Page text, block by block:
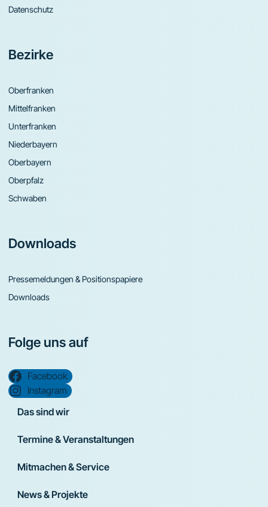
Datenschutz
Bezirke
Oberfranken
Mittelfranken
Unterfranken
Niederbayern
Oberbayern
Oberpfalz
Schwaben
Downloads
Pressemeldungen & Positionspapiere
Downloads
Folge uns auf
Facebook
Instagram
Das sind wir
Termine & Veranstaltungen
Mitmachen & Service
News & Projekte